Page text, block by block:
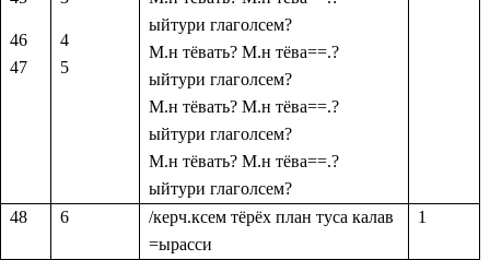
46
47
4
5
ыйтури глаголсем?
М.н тёвать? М.н тёва==.?
ыйтури глаголсем?
М.н тёвать? М.н тёва==.?
ыйтури глаголсем?
М.н тёвать? М.н тёва==.?
ыйтури глаголсем?
48
6
/керч.ксем тёрёх план туса калав
=ырасси
1